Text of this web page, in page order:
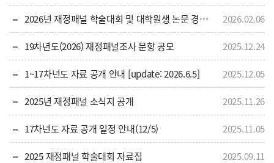
2026년 재정패널 학술대회 및 대학원생 논문 경진대회 논문 공모 2026.02.06
19차년도(2026) 재정패널조사 문항 공모 2025.12.24
1~17차년도 자료 공개 안내 [update: 2026.6.5] 2025.12.05
2025년 재정패널 소식지 공개 2025.11.26
17차년도 자료 공개 일정 안내(12/5) 2025.11.05
2025 재정패널 학술대회 자료집 2025.09.11